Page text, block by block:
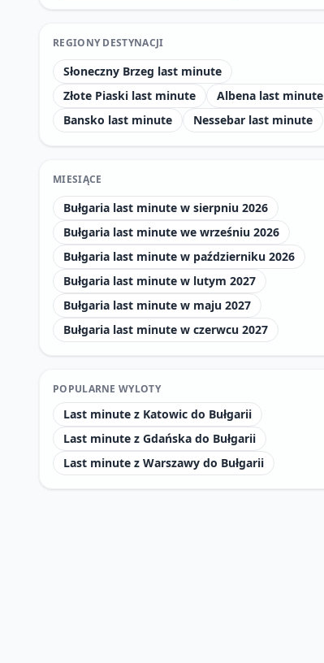
REGIONY DESTYNACJI
Słoneczny Brzeg last minute
Złote Piaski last minute
Albena last minute
Bansko last minute
Nessebar last minute
MIESIĄCE
Bułgaria last minute w sierpniu 2026
Bułgaria last minute we wrześniu 2026
Bułgaria last minute w październiku 2026
Bułgaria last minute w lutym 2027
Bułgaria last minute w maju 2027
Bułgaria last minute w czerwcu 2027
POPULARNE WYLOTY
Last minute z Katowic do Bułgarii
Last minute z Gdańska do Bułgarii
Last minute z Warszawy do Bułgarii